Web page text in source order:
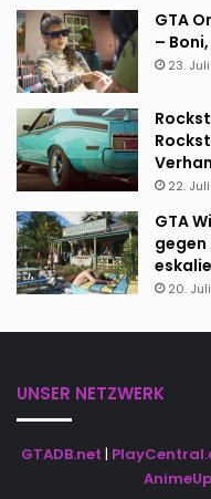
GTA
–
23.
22.
GTA
20.
UNSER NETZWERK
GTADB.net |